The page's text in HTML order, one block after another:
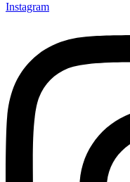
Instagram